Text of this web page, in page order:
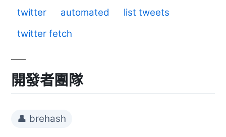
twitter automated
list tweets
twitter fetch
開發者團隊
👤 brehash